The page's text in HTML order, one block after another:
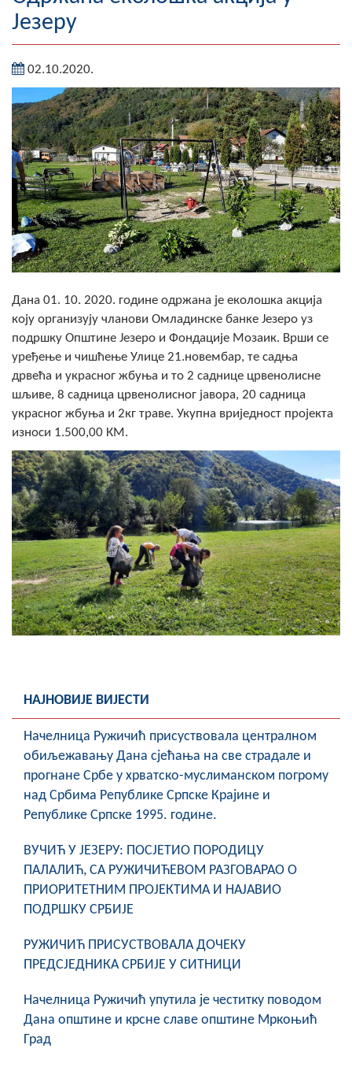
Географија
Занимљивости
Фотогалерија
НАЧЕЛНИК
О Начелнику
Замјеник начелника
Извјештај о раду начелника
СКУПШТИНА
Статут Општине
Скупштинско вијеће општине језеро
Састав Скупштине
Службени Гласници
ОПШТИНСКА УПРАВА
ИНФО
Вијести
Активности
Јавни позиви
COVID 19
Геоистраживања
ФИНАНСИЈЕ
ПРИВРЕДА
Пољопривреда
Туризам
ЦИВИЛНА ЗАШТИТА
КОНТАКТ
Језеру
02.10.2020.
Дана 01. 10. 2020. године одржана је еколошка акција
коју организују чланови Омладинске банке Језеро уз
подршку Општине Језеро и Фондације Мозаик. Врши се
уређење и чишћење Улице 21.новембар, те садња
дрвећа и украсног жбуња и то 2 саднице црвенолисне
шљиве, 8 садница црвенолисног јавора, 20 садница
украсног жбуња и 2кг траве. Укупна вриједност пројекта
износи 1.500,00 КМ.
НАЈНОВИЈЕ ВИЈЕСТИ
Начелница Ружичић присуствовала централном
обиљежавању Дана сјећања на све страдале и
прогнане Србе у хрватско-муслиманском погрому
над Србима Републике Српске Крајине и
Републике Српске 1995. године.
ВУЧИЋ У ЈЕЗЕРУ: ПОСЈЕТИО ПОРОДИЦУ
ПАЛАЛИЋ, СА РУЖИЧИЋЕВОМ РАЗГОВАРАО О
ПРИОРИТЕТНИМ ПРОЈЕКТИМА И НАЈАВИО
ПОДРШКУ СРБИЈЕ
РУЖИЧИЋ ПРИСУСТВОВАЛА ДОЧЕКУ
ПРЕДСЈЕДНИКА СРБИЈЕ У СИТНИЦИ
Начелница Ружичић упутила је честитку поводом
Дана општине и крсне славе општине Мркоњић
Град